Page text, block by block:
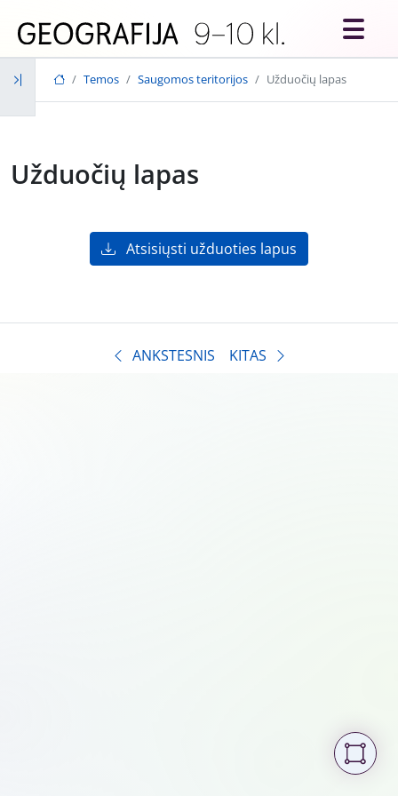
Temos Saugomos teritorijos Užduočių lapas
Užduočių lapas
Atsisiųsti užduoties lapus
ANKSTESNIS KITAS